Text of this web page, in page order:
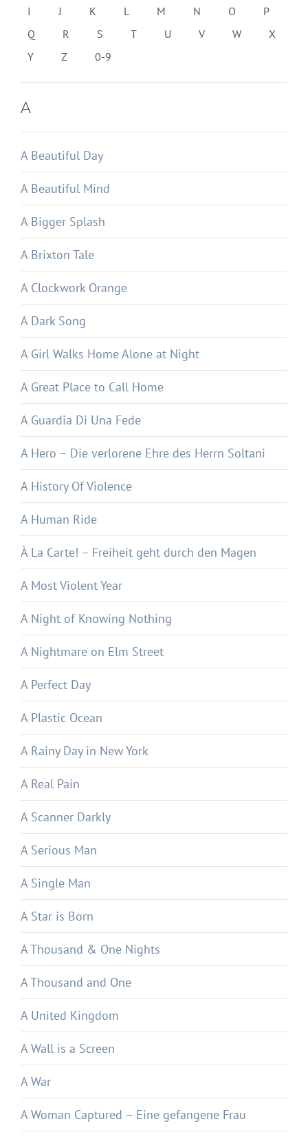
I
J K L M N O
P
Q
R S T U V W
X
Y
Z 0-9
A
A Beautiful Day
A Beautiful Mind
A Bigger Splash
A Brixton Tale
A Clockwork Orange
A Dark Song
A Girl Walks Home Alone at Night
A Great Place to Call Home
A Guardia Di Una Fede
A Hero – Die verlorene Ehre des Herrn Soltani
A History Of Violence
A Human Ride
À La Carte! – Freiheit geht durch den Magen
A Most Violent Year
A Night of Knowing Nothing
A Nightmare on Elm Street
A Perfect Day
A Plastic Ocean
A Rainy Day in New York
A Real Pain
A Scanner Darkly
A Serious Man
A Single Man
A Star is Born
A Thousand & One Nights
A Thousand and One
A United Kingdom
A Wall is a Screen
A War
A Woman Captured – Eine gefangene Frau